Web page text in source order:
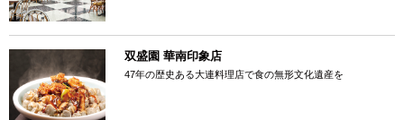
双盛園 華南印象店
47年の歴史ある大連料理店で食の無形文化遺産を